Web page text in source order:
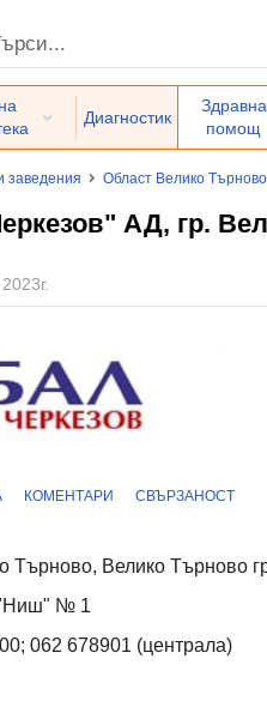
Диагностик
Здравна
помощ
заведения Област Велико Търново
АД, гр.
КОМЕНТАРИ СВЪРЗАНОСТ
Търново, Велико Търново
"Ниш" № 1
062 678901 (централа)